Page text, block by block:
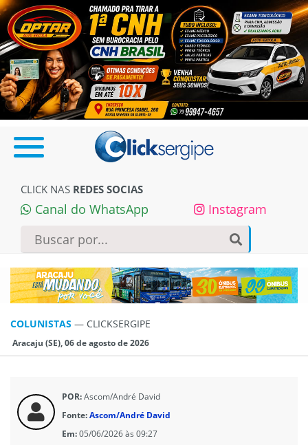
CLICK NAS REDES SOCIAS
Canal do WhatsApp Instagram
COLUNISTAS — CLICKSERGIPE
Aracaju (SE), 06 de agosto de 2026
POR:Ascom/André David
Fonte:Ascom/André David
Em:05/06/2026 às 09:27